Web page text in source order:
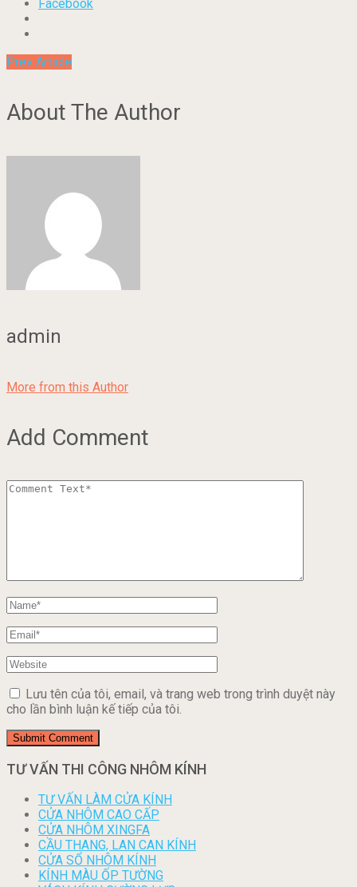
Facebook
Prev Article
About The Author
admin
More from this Author
Add Comment
Lưu tên của tôi, email, và trang web trong trình duyệt này
cho lần bình luận kế tiếp của tôi.
TƯ VẤN THI CÔNG NHÔM KÍNH
TƯ VẤN LÀM CỬA KÍNH
CỬA NHÔM CAO CẤP
CỬA NHÔM XINGFA
CẦU THANG, LAN CAN KÍNH
CỬA SỔ NHÔM KÍNH
KÍNH MÀU ỐP TƯỜNG